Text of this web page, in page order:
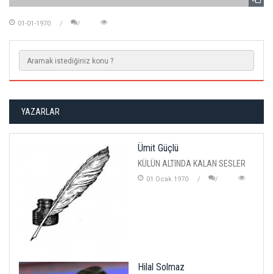
01-01-1970
YAZARLAR
Ümit Güçlü
KÜLÜN ALTINDA KALAN SESLER
01 Ocak 1970
Hilal Solmaz